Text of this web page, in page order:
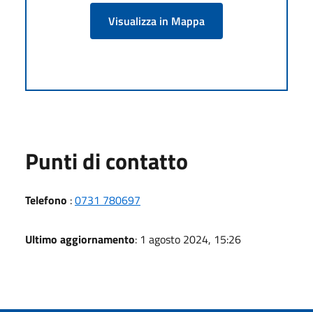
Visualizza in Mappa
Punti di contatto
Telefono :0731 780697
Ultimo aggiornamento: 1 agosto 2024, 15:26